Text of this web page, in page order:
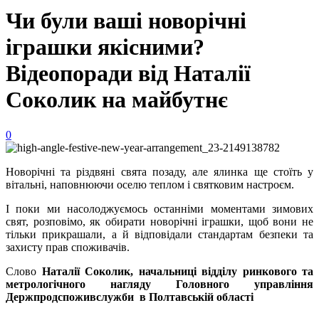
Чи були ваші новорічні
іграшки якісними?
Відеопоради від Наталії
Соколик на майбутнє
0
Новорічні та різдвяні свята позаду, але ялинка ще стоїть у
вітальні, наповнюючи оселю теплом і святковим настроєм.
І поки ми насолоджуємось останніми моментами зимових
свят, розповімо, як обирати новорічні іграшки, щоб вони не
тільки прикрашали, а й відповідали стандартам безпеки та
захисту прав споживачів.
Слово Наталії Соколик, начальниці відділу ринкового та
метрологічного нагляду Головного управління
Держпродспоживслужби в Полтавській області